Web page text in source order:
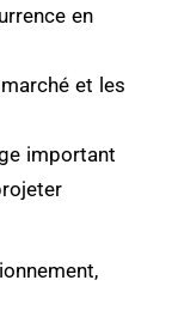
en
et les
important